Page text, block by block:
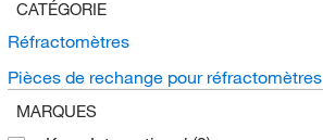
CATÉGORIE
Réfractomètres
Pièces de rechange pour réfractomètres
MARQUES